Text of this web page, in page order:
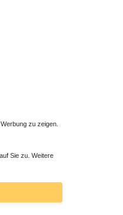
zu zeigen.
Sie zu. Weitere